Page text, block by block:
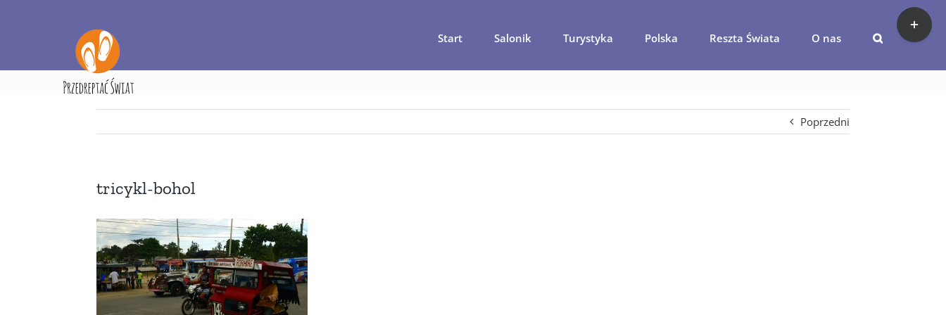
Start Salonik Turystyka Polska Reszta Świata O nas
Bohol – co warto zobaczyć na wyspie w 1 dzień ?
Poprzedni
tricykl-bohol
Toggle
Sliding
Bar